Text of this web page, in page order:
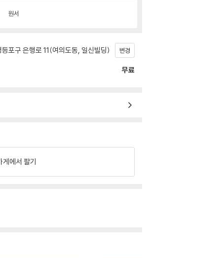
원서
포구 은행로 11(여의도동, 일신빌딩) 변경
무료
게에서 팔기